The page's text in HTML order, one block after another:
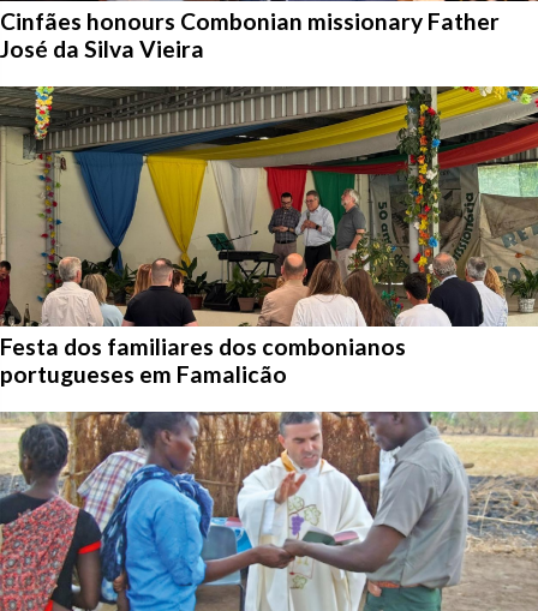
Cinfães honours Combonian missionary Father
José da Silva Vieira
Festa dos familiares dos combonianos
portugueses em Famalicão